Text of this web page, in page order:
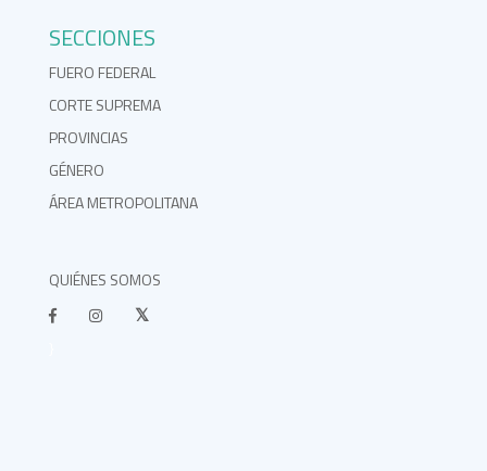
SECCIONES
FUERO FEDERAL
CORTE SUPREMA
PROVINCIAS
GÉNERO
ÁREA METROPOLITANA
QUIÉNES SOMOS